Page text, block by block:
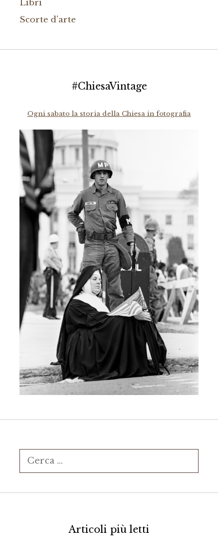
Libri
Scorte d'arte
#ChiesaVintage
Ogni sabato la storia della Chiesa in fotografia
Ricerca
per:
Articoli più letti